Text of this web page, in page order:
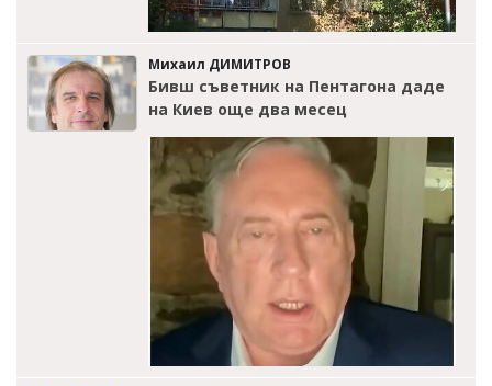
Михаил ДИМИТРОВ
Бивш съветник на Пентагона даде
на Киев още два месец